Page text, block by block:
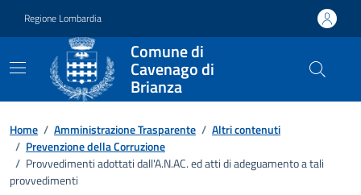
Regione Lombardia
Comune di
Cavenago di
Brianza
Home / Amministrazione Trasparente / Altri contenuti
/ Prevenzione della Corruzione
/ Provvedimenti adottati dall'A.N.AC. ed atti di adeguamento a tali
provvedimenti